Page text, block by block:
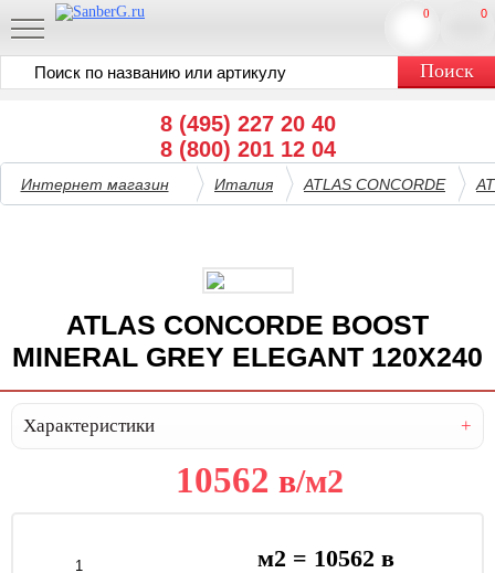
8 (495) 227 20 40
8 (800) 201 12 04
0
0
Интернет магазин Италия ATLAS CONCORDE
ATLAS CONCORDE BOOST
MINERAL GREY ELEGANT 120X240
Характеристики
10562 в/м2
м2 = 10562 в